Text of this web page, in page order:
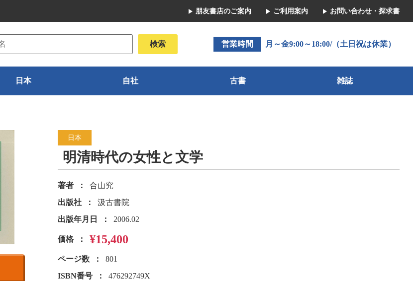
朋友書店のご案内 ご利用案内 お問い合わせ・探求書
営業時間 月～金9:00～18:00/（土日祝は休業）
日本 自社 古書 雑誌
日本
明清時代の女性と文学
著者
合山究
出版社
汲古書院
出版年月日
2006.02
価格 ¥15,400
ページ数
801
ISBN番号
476292749X